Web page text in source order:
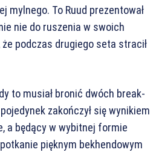
To Ruud prezentował
nie do ruszenia w swoich
podczas drugiego seta stracił
to musiał bronić dwóch break-
zakończył się wynikiem
a będący w wybitnej formie
pięknym bekhendowym